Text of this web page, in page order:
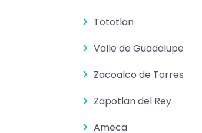
Tototlan
Valle de Guadalupe
Zacoalco de Torres
Zapotlan del Rey
Ameca